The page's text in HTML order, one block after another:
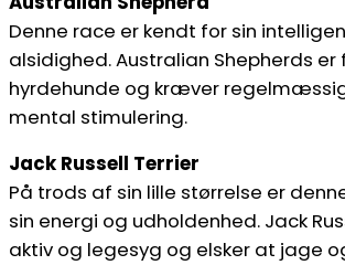
Denne race er kendt for sin
alsidighed. Australian Shepherds
hyrdehunde og kræver
mental stimulering.
Jack Russell Terrier
På trods af sin lille størrelse er
sin energi og udholdenhed. Jack
aktiv og legesyg og elsker at jage